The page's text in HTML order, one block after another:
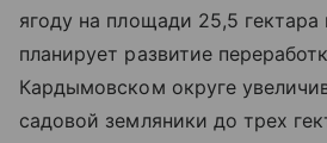
ягоду на площади 25,5 гектара
планирует развитие
Кардымовском округе
садовой земляники до трех